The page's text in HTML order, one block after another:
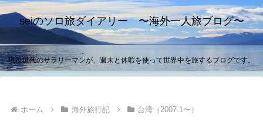
seiのソロ旅ダイアリー 〜海外一人旅ブログ〜
現役世代のサラリーマンが、週末と休暇を使って世界中を旅するブログです。
ホーム 海外旅行記 台湾（2007.1〜）